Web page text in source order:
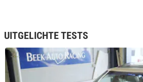
UITGELICHTE TESTS